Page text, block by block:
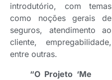
introdutório, com temas
como noções gerais de
seguros, atendimento ao
cliente, empregabilidade,
entre outras.
“O Projeto ‘Me